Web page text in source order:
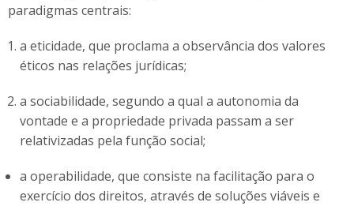
paradigmas centrais:
a eticidade, que proclama a observância dos valores
éticos nas relações jurídicas;
a sociabilidade, segundo a qual a autonomia da
vontade e a propriedade privada passam a ser
relativizadas pela função social;
a operabilidade, que consiste na facilitação para o
exercício dos direitos, através de soluções viáveis e